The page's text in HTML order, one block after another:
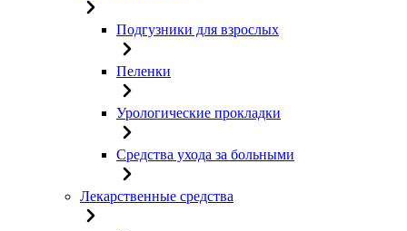
Подгузники для взрослых
Пеленки
Урологические прокладки
Средства ухода за больными
Лекарственные средства